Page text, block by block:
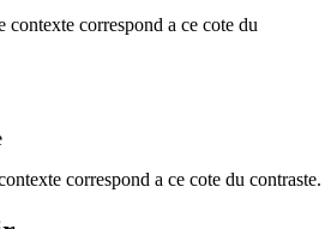
correspond a ce cote du
correspond a ce cote du contraste.